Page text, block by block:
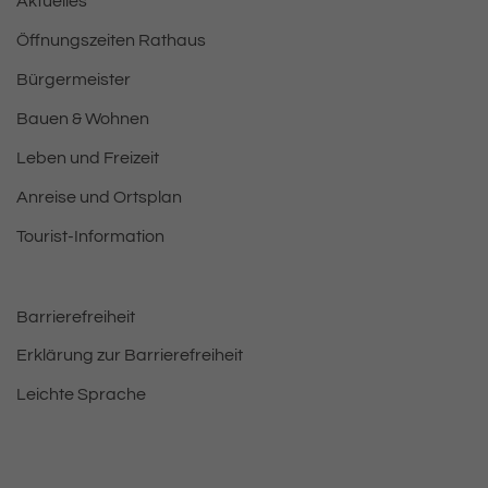
Öffnungszeiten Rathaus
Bürgermeister
Bauen & Wohnen
Leben und Freizeit
Anreise und Ortsplan
Tourist-Information
Barrierefreiheit
Erklärung zur Barrierefreiheit
Leichte Sprache